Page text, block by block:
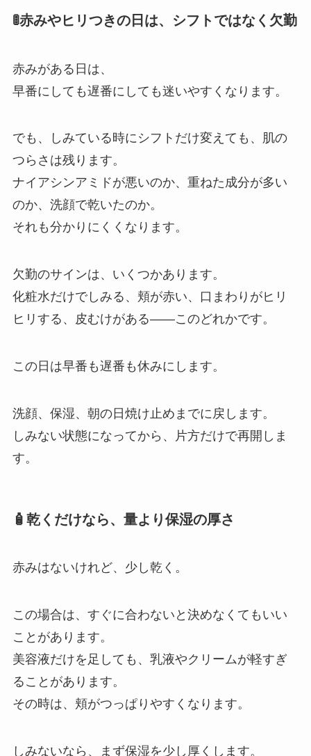
🚦赤みやヒリつきの日は、シフトではなく欠勤
赤みがある日は、
早番にしても遅番にしても迷いやすくなります。
でも、しみている時にシフトだけ変えても、肌の
つらさは残ります。
ナイアシンアミドが悪いのか、重ねた成分が多い
のか、洗顔で乾いたのか。
それも分かりにくくなります。
欠勤のサインは、いくつかあります。
化粧水だけでしみる、頬が赤い、口まわりがヒリ
ヒリする、皮むけがある——このどれかです。
この日は早番も遅番も休みにします。
洗顔、保湿、朝の日焼け止めまでに戻します。
しみない状態になってから、片方だけで再開しま
す。
🧴乾くだけなら、量より保湿の厚さ
赤みはないけれど、少し乾く。
この場合は、すぐに合わないと決めなくてもいい
ことがあります。
美容液だけを足しても、乳液やクリームが軽すぎ
ることがあります。
その時は、頬がつっぱりやすくなります。
しみないなら、まず保湿を少し厚くします。